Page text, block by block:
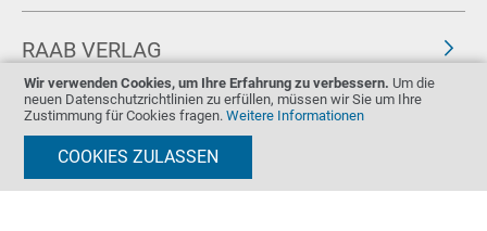
Wir verwenden Cookies, um Ihre Erfahrung zu verbessern. Um die
neuen Datenschutzrichtlinien zu erfüllen, müssen wir Sie um Ihre
Zustimmung für Cookies fragen. Weitere Informationen
COOKIES ZULASSEN
RAAB VERLAG
FOLGEN SIE UNS ZERTIFIKATE